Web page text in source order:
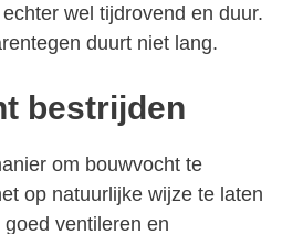
wel tijdrovend en duur.
duurt niet lang.
bestrijden
om bouwvocht te
op natuurlijke wijze te laten
ventileren en